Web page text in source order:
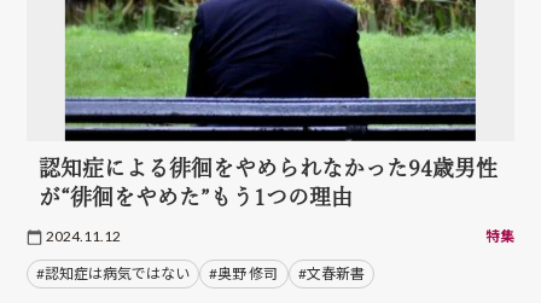
認知症による徘徊をやめられなかった94歳男性
が“徘徊をやめた”もう1つの理由
2024.11.12 特集
#認知症は病気ではない #奥野 修司 #文春新書